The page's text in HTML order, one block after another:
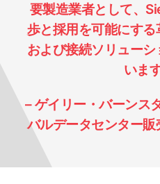
要製造業者として、
歩と採用を可能にす
および接続ソリュー
いま
– ゲイリー・バーンス
バルデータセンター